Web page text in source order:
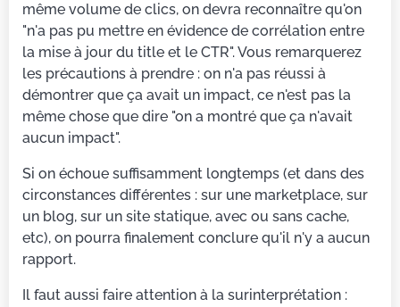
même volume de clics, on devra reconnaître qu'on
"n'a pas pu mettre en évidence de corrélation entre
la mise à jour du title et le CTR". Vous remarquerez
les précautions à prendre : on n'a pas réussi à
démontrer que ça avait un impact, ce n'est pas la
même chose que dire "on a montré que ça n'avait
aucun impact".
Si on échoue suffisamment longtemps (et dans des
circonstances différentes : sur une marketplace, sur
un blog, sur un site statique, avec ou sans cache,
etc), on pourra finalement conclure qu'il n'y a aucun
rapport.
Il faut aussi faire attention à la surinterprétation :